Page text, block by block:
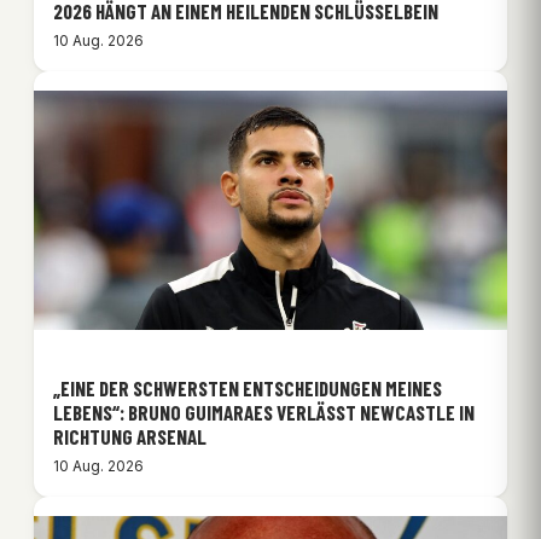
026 HÄNGT AN EINEM HEILENDEN SCHLÜSSELBEIN
10 Aug. 2026
„EINE DER SCHWERSTEN ENTSCHEIDUNGEN MEINES
LEBENS“: BRUNO GUIMARAES VERLÄSST NEWCASTLE IN
RICHTUNG ARSENAL
10 Aug. 2026